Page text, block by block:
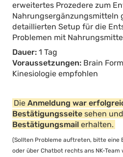
erweitertes Prozedere zum
Nahrungsergänzungsmitteln
detaillierten Setup für die
Problemen mit
Dauer: 1 Tag
Voraussetzungen: Brain
Kinesiologie empfohlen
Die Anmeldung war
Bestätigungsseite sehen
Bestätigungsmail erhalten.
(Sollten Probleme auftreten, bitte eine
oder über Chatbot rechts ans NK-Team